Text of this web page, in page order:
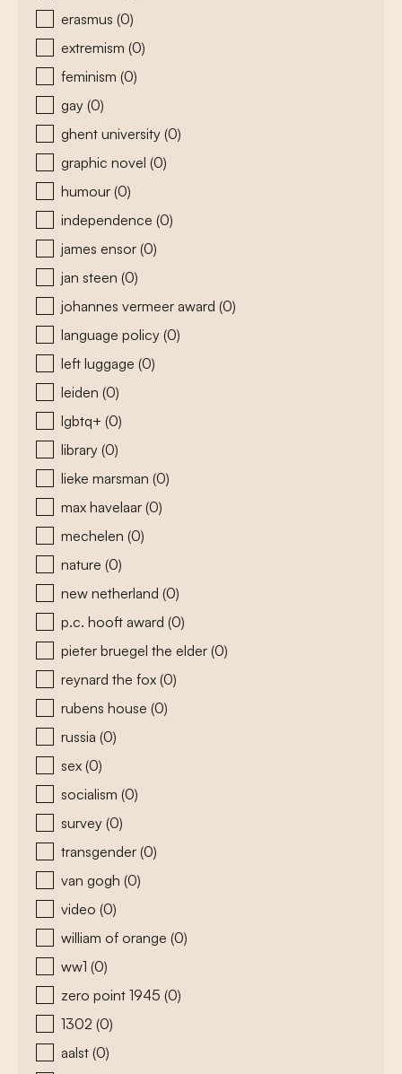
erasmus (0)
extremism (0)
feminism (0)
gay (0)
ghent university (0)
graphic novel (0)
humour (0)
independence (0)
james ensor (0)
jan steen (0)
johannes vermeer award (0)
language policy (0)
left luggage (0)
leiden (0)
lgbtq+ (0)
library (0)
lieke marsman (0)
max havelaar (0)
mechelen (0)
nature (0)
new netherland (0)
p.c. hooft award (0)
pieter bruegel the elder (0)
reynard the fox (0)
rubens house (0)
russia (0)
sex (0)
socialism (0)
survey (0)
transgender (0)
van gogh (0)
video (0)
william of orange (0)
ww1 (0)
zero point 1945 (0)
1302 (0)
aalst (0)